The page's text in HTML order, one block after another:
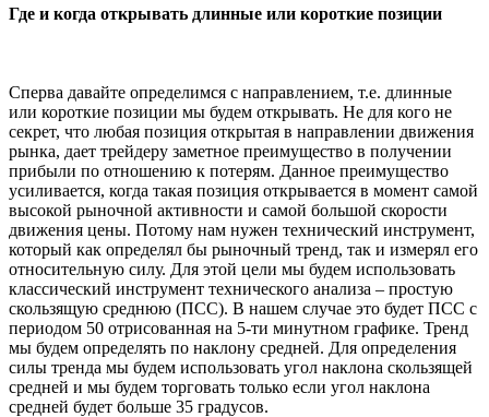
Где и когда открывать длинные или короткие позиции
Сперва давайте определимся с направлением, т.е. длинные
или короткие позиции мы будем открывать. Не для кого не
секрет, что любая позиция открытая в направлении движения
рынка, дает трейдеру заметное преимущество в получении
прибыли по отношению к потерям. Данное преимущество
усиливается, когда такая позиция открывается в момент самой
высокой рыночной активности и самой большой скорости
движения цены. Потому нам нужен технический инструмент,
который как определял бы рыночный тренд, так и измерял его
относительную силу. Для этой цели мы будем использовать
классический инструмент технического анализа – простую
скользящую среднюю (ПСС). В нашем случае это будет ПСС с
периодом 50 отрисованная на 5-ти минутном графике. Тренд
мы будем определять по наклону средней. Для определения
силы тренда мы будем использовать угол наклона скользящей
средней и мы будем торговать только если угол наклона
средней будет больше 35 градусов.